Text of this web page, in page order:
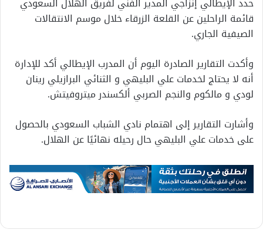
قائمة الراحلين عن القلعة الزرقاء خلال موسم الانتقالات
الصيفية الجاري.
وأكدت التقارير الصادرة اليوم أن المدرب الإيطالي أكد للإدارة
أنه لا يحتاج لخدمات علي البليهي و الثنائي البرازيلي رينان
لودي و مالكوم والنجم الصربي ألكسندر ميتروفيتش.
وأشارت التقارير إلى اهتمام نادي الشباب السعودي بالحصول
على خدمات علي البليهي حال رحيله نهائيًا عن الهلال.